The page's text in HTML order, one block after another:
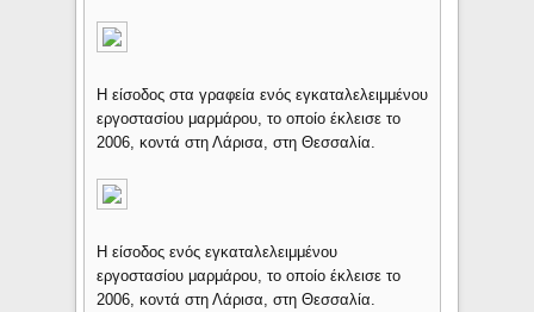
Η είσοδος στα γραφεία ενός εγκαταλελειμμένου
εργοστασίου μαρμάρου, το οποίο έκλεισε το
2006, κοντά στη Λάρισα, στη Θεσσαλία.
Η είσοδος ενός εγκαταλελειμμένου
εργοστασίου μαρμάρου, το οποίο έκλεισε το
2006, κοντά στη Λάρισα, στη Θεσσαλία.